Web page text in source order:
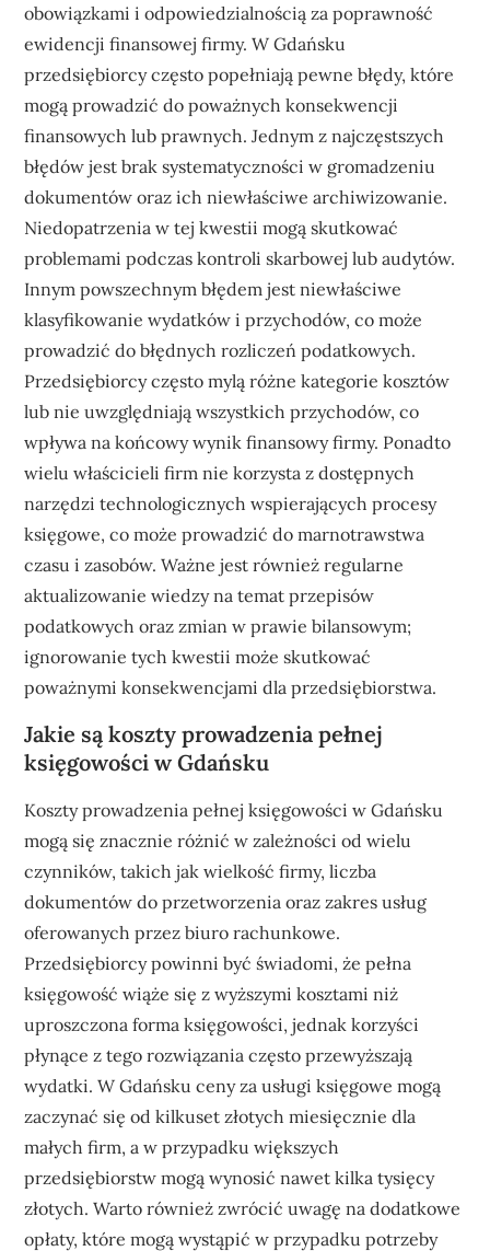
obowiązkami i odpowiedzialnością za poprawność
ewidencji finansowej firmy. W Gdańsku
przedsiębiorcy często popełniają pewne błędy, które
mogą prowadzić do poważnych konsekwencji
finansowych lub prawnych. Jednym z najczęstszych
błędów jest brak systematyczności w gromadzeniu
dokumentów oraz ich niewłaściwe archiwizowanie.
Niedopatrzenia w tej kwestii mogą skutkować
problemami podczas kontroli skarbowej lub audytów.
Innym powszechnym błędem jest niewłaściwe
klasyfikowanie wydatków i przychodów, co może
prowadzić do błędnych rozliczeń podatkowych.
Przedsiębiorcy często mylą różne kategorie kosztów
lub nie uwzględniają wszystkich przychodów, co
wpływa na końcowy wynik finansowy firmy. Ponadto
wielu właścicieli firm nie korzysta z dostępnych
narzędzi technologicznych wspierających procesy
księgowe, co może prowadzić do marnotrawstwa
czasu i zasobów. Ważne jest również regularne
aktualizowanie wiedzy na temat przepisów
podatkowych oraz zmian w prawie bilansowym;
ignorowanie tych kwestii może skutkować
poważnymi konsekwencjami dla przedsiębiorstwa.
Jakie są koszty prowadzenia pełnej
księgowości w Gdańsku
Koszty prowadzenia pełnej księgowości w Gdańsku
mogą się znacznie różnić w zależności od wielu
czynników, takich jak wielkość firmy, liczba
dokumentów do przetworzenia oraz zakres usług
oferowanych przez biuro rachunkowe.
Przedsiębiorcy powinni być świadomi, że pełna
księgowość wiąże się z wyższymi kosztami niż
uproszczona forma księgowości, jednak korzyści
płynące z tego rozwiązania często przewyższają
wydatki. W Gdańsku ceny za usługi księgowe mogą
zaczynać się od kilkuset złotych miesięcznie dla
małych firm, a w przypadku większych
przedsiębiorstw mogą wynosić nawet kilka tysięcy
złotych. Warto również zwrócić uwagę na dodatkowe
opłaty, które mogą wystąpić w przypadku potrzeby